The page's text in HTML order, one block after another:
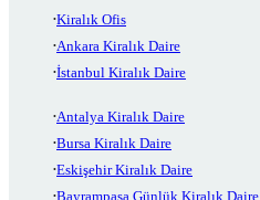
Kiralık Ofis
Ankara Kiralık Daire
İstanbul Kiralık Daire
Antalya Kiralık Daire
Bursa Kiralık Daire
Eskişehir Kiralık Daire
Bayrampaşa Günlük Kiralık Daire